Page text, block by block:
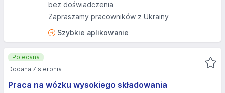
bez doświadczenia
Zapraszamy pracowników z Ukrainy
Szybkie aplikowanie
Praca na wózku wysokiego składowania
Polecana
Dodana 7 sierpnia